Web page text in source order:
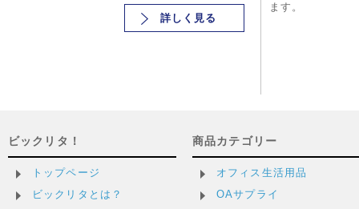
詳しく見る
ます。
ビックリタ！
トップページ
ビックリタとは？
商品カテゴリー
オフィス生活用品
OAサプライ